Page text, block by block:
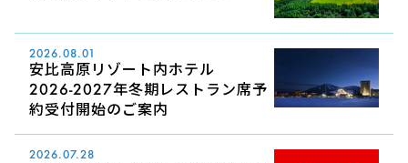
2026.08.01
安比高原リゾート内ホテル
2026-2027年冬期レストラン席予
約受付開始のご案内
2026.07.28